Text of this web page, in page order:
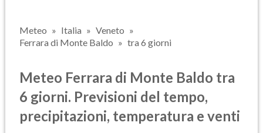
Meteo Italia
Veneto
Ferrara di Monte Baldo
tra 6 giorni
Meteo Ferrara di Monte Baldo tra
6 giorni. Previsioni del tempo,
precipitazioni, temperatura e venti